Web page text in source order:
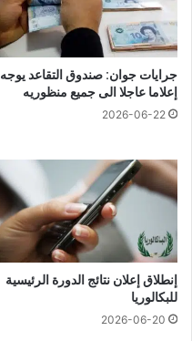
جرايات جوان: صندوق التقاعد يوجه
إعلاما عاجلا الى جميع منظوريه
2026-06-22
إنطلاق إعلان نتائج الدورة الرئيسية
للبكالوريا
2026-06-20